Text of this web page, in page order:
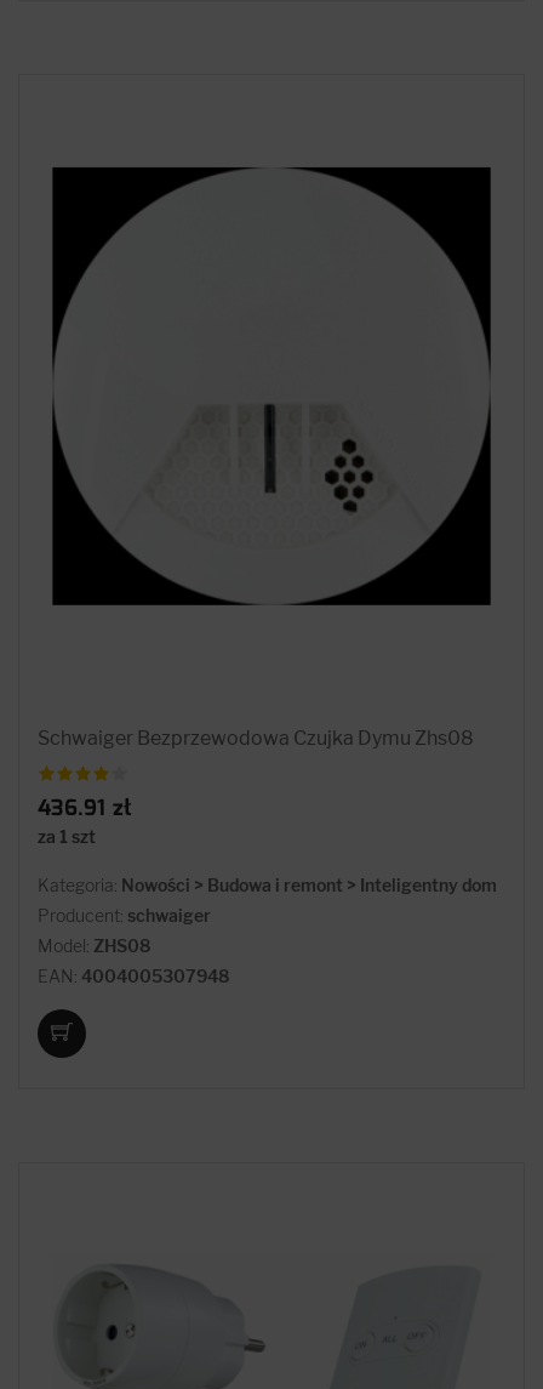
Schwaiger Bezprzewodowa Czujka Dymu Zhs08
436.91 zł
za 1 szt
Kategoria: Nowości > Budowa i remont > Inteligentny dom
Producent: schwaiger
Model: ZHS08
EAN: 4004005307948